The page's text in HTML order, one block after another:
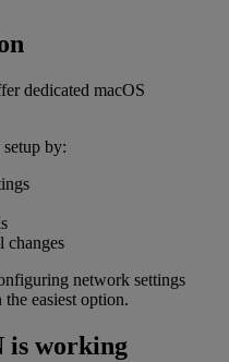
dedicated macOS
by:
changes
network settings
easiest option.
is working